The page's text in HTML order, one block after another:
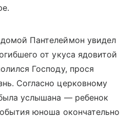
Пантелеймон увидел
от укуса ядовитой
Господу, прося
Согласно церковному
услышана — ребенок
юноша окончательно